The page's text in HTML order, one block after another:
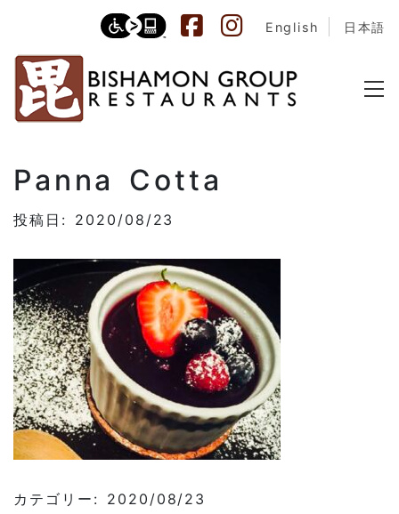
English 日本語
Panna Cotta
投稿日: 2020/08/23
カテゴリー: 2020/08/23